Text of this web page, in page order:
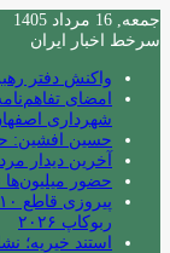
جمعه, 16 مرداد 1405
سرخط اخبار ایران
واکنش دفتر
امضای
شهرداری
حسین افشین:
آخرین دیدار
حضور میلیون‌ها
ربوکاپ ۲۰۲۶
استند خیریه؛